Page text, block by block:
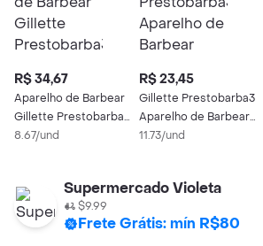
R$ 34,67
Aparelho de Barbear
Gillette Prestobarba3
Carvão 4 Unidades
8.67/und
R$ 23,45
Gillette Prestobarba3
Aparelho de Barbear
Carvão 2 Unidades
11.73/und
Supermercado Violeta
$9.99
Frete Grátis: mín R$80